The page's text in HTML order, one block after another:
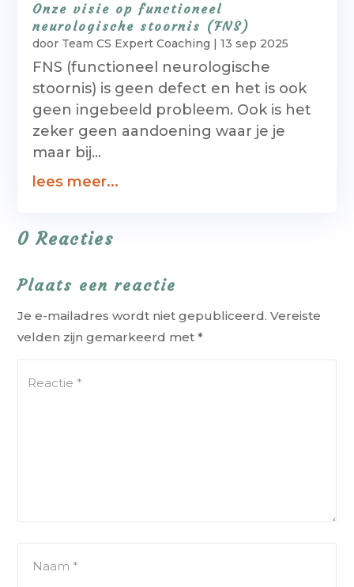
Onze visie op functioneel
neurologische stoornis (FNS)
door Team CS Expert Coaching |13 sep 2025
FNS (functioneel neurologische
stoornis) is geen defect en het is ook
geen ingebeeld probleem. Ook is het
zeker geen aandoening waar je je
maar bij...
lees meer...
0 Reacties
Plaats een reactie
Je e-mailadres wordt niet gepubliceerd. Vereiste
velden zijn gemarkeerd met*